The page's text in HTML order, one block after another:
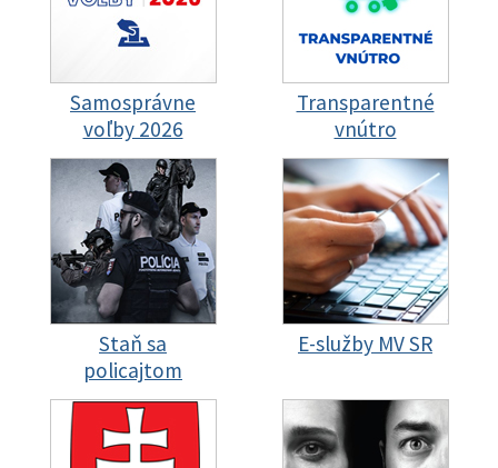
Samosprávne
voľby 2026
Transparentné
vnútro
Staň sa
policajtom
E-služby MV SR